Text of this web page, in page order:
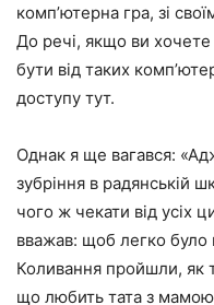
комп’ютерна гра, зі
До речі, якщо ви
бути від таких
доступу тут.
Однак я ще вагався:
зубріння в радянській
чого ж чекати від усіх
вважав: щоб легко було
Коливання пройшли, як
що любить тата з мамою